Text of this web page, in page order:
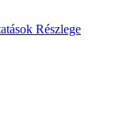
Részlege